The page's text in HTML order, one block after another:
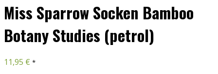
Miss Sparrow Socken Bamboo
Botany Studies (petrol)
11,95 € *